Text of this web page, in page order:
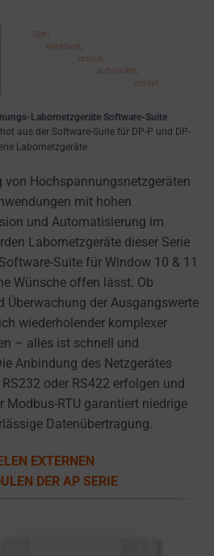
Labornetzgeräte Software-Suite
aus der Software-Suite für DP-P und DP-
Labornetzgeräte.
von Hochspannungsnetzgeräten
mit hohen
und Automatisierung im
Labornetzgeräte dieser Serie
Suite für Window 10 & 11
Wünsche offen lässt. Ob
Überwachung der Ausgangswerte
wiederholender komplexer
– alles ist schnell und
Anbindung des Netzgerätes
oder RS422 erfolgen und
RTU garantiert niedrige
Datenübertragung.
EXTERNEN
DER AP SERIE